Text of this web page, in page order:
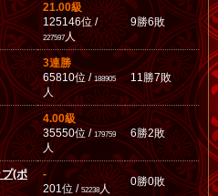
21.00級
125146位 /
227597人
9勝6敗
3連勝
65810位 /188905
人
11勝7敗
4.00級
35550位 /179759
人
6勝2敗
(ポ
-
201位 /52238人
0勝0敗